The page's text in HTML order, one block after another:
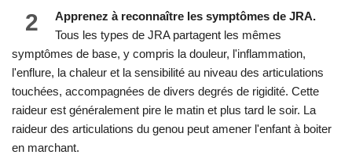
2
Apprenez à reconnaître les symptômes de JRA.
Tous les types de JRA partagent les mêmes
symptômes de base, y compris la douleur, l'inflammation,
l'enflure, la chaleur et la sensibilité au niveau des articulations
touchées, accompagnées de divers degrés de rigidité. Cette
raideur est généralement pire le matin et plus tard le soir. La
raideur des articulations du genou peut amener l'enfant à boiter
en marchant.